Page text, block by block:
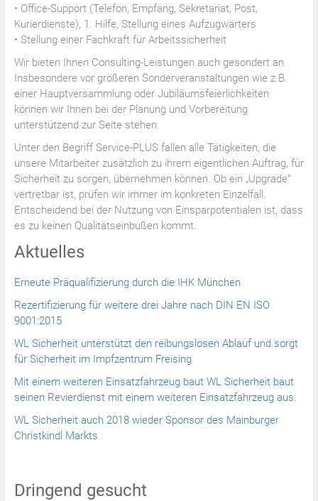
• Office-Support (Telefon, Empfang, Sekretariat, Post,
Kurierdienste), 1. Hilfe, Stellung eines Aufzugwärters
• Stellung einer Fachkraft für Arbeitssicherheit
Wir bieten Ihnen Consulting-Leistungen auch gesondert an.
Insbesondere vor größeren Sonderveranstaltungen wie z.B.
einer Hauptversammlung oder Jubiläumsfeierlichkeiten
können wir Ihnen bei der Planung und Vorbereitung
unterstützend zur Seite stehen.
Unter den Begriff Service-PLUS fallen alle Tätigkeiten, die
unsere Mitarbeiter zusätzlich zu ihrem eigentlichen Auftrag, für
Sicherheit zu sorgen, übernehmen können. Ob ein „Upgrade“
vertretbar ist, prüfen wir immer im konkreten Einzelfall.
Entscheidend bei der Nutzung von Einsparpotentialen ist, dass
es zu keinen Qualitätseinbußen kommt.
Aktuelles
Erneute Präqualifizierung durch die IHK München
Rezertifizierung für weitere drei Jahre nach DIN EN ISO
9001:2015
WL Sicherheit unterstützt den reibungslosen Ablauf und sorgt
für Sicherheit im Impfzentrum Freising
Mit einem weiteren Einsatzfahrzeug baut WL Sicherheit baut
seinen Revierdienst mit einem weiteren Einsatzfahrzeug aus.
WL Sicherheit auch 2018 wieder Sponsor des Mainburger
Christkindl Markts
Dringend gesucht